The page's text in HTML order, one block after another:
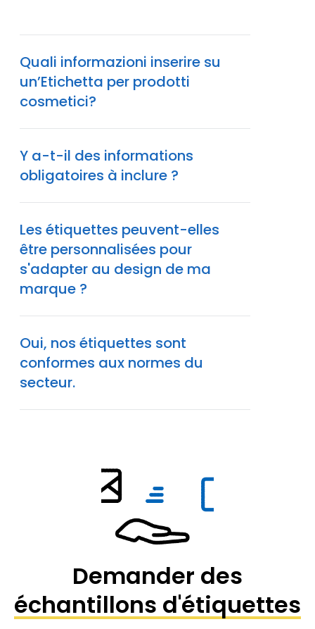
Quali informazioni inserire su
un’Etichetta per prodotti
cosmetici?
Y a-t-il des informations
obligatoires à inclure ?
Les étiquettes peuvent-elles
être personnalisées pour
s'adapter au design de ma
marque ?
Oui, nos étiquettes sont
conformes aux normes du
secteur.
Demander des
échantillons d'étiquettes